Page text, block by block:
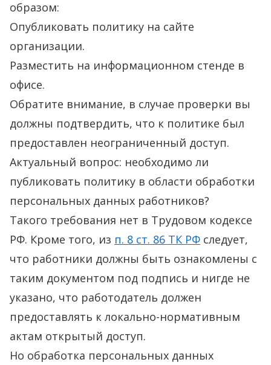
образом:
Опубликовать политику на сайте
организации.
Разместить на информационном стенде в
офисе.
Обратите внимание, в случае проверки вы
должны подтвердить, что к политике был
предоставлен неограниченный доступ.
Актуальный вопрос: необходимо ли
публиковать политику в области обработки
персональных данных работников?
Такого требования нет в Трудовом кодексе
РФ. Кроме того, из п. 8 ст. 86 ТК РФ следует,
что работники должны быть ознакомлены с
таким документом под подпись и нигде не
указано, что работодатель должен
предоставлять к локально-нормативным
актам открытый доступ.
Но обработка персональных данных